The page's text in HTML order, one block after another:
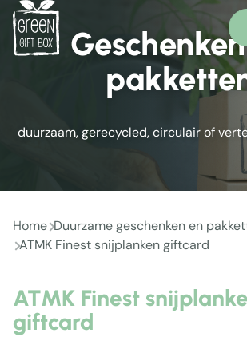
duurzaam, gerecycled, circulair of
Home Duurzame geschenken en
ATMK Finest snijplanken giftcard
ATMK Finest
giftcard